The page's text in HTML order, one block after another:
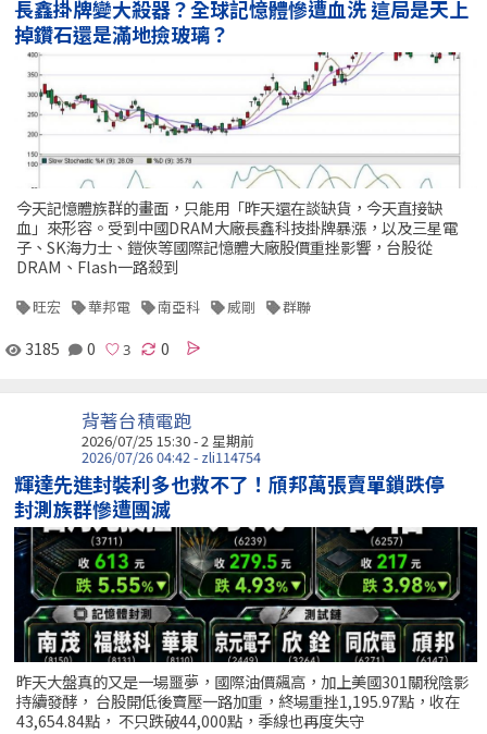
長鑫掛牌變大殺器？全球記憶體慘遭血洗 這局是天上
掉鑽石還是滿地撿玻璃？
今天記憶體族群的畫面，只能用「昨天還在談缺貨，今天直接缺
血」來形容。受到中國DRAM大廠長鑫科技掛牌暴漲，以及三星電
子、SK海力士、鎧俠等國際記憶體大廠股價重挫影響，台股從
DRAM、Flash一路殺到
旺宏 華邦電 南亞科 威剛 群聯
3185 0 0
背著台積電跑
2026/07/25 15:30 - 2 星期前
2026/07/26 04:42 - zli114754
輝達先進封裝利多也救不了！頎邦萬張賣單鎖跌停
封測族群慘遭團滅
昨天大盤真的又是一場噩夢，國際油價飆高，加上美國301關稅陰影
持續發酵， 台股開低後賣壓一路加重，終場重挫1,195.97點，收在
43,654.84點， 不只跌破44,000點，季線也再度失守